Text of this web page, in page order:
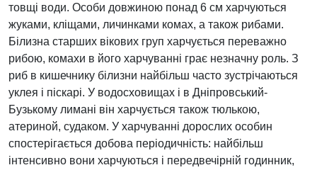
товщі води. Особи довжиною понад 6 см харчуються
жуками, кліщами, личинками комах, а також рибами.
Білизна старших вікових груп харчується переважно
рибою, комахи в його харчуванні грає незначну роль. З
риб в кишечнику білизни найбільш часто зустрічаються
уклея і піскарі. У водосховищах і в Дніпровський-
Бузькому лимані він харчується також тюлькою,
атериной, судаком. У харчуванні дорослих особин
спостерігається добова періодичність: найбільш
інтенсивно вони харчуються і передвечірній годинник,